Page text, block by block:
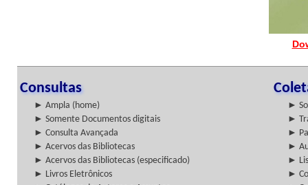
Consultas
► Ampla (home)
►
► Somente Documentos digitais
►
► Consulta Avançada
►
► Acervos das Bibliotecas
►
► Acervos das Bibliotecas (especificado)
►
► Livros Eletrônicos
►